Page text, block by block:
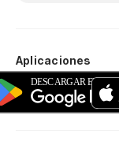
Aplicaciones